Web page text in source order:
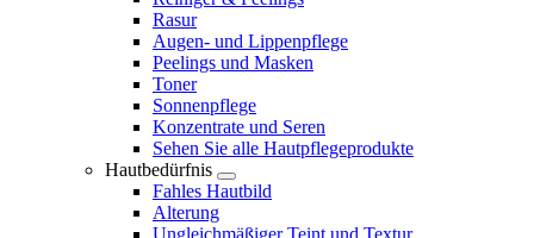
Rasur
Augen- und Lippenpflege
Peelings und Masken
Toner
Sonnenpflege
Konzentrate und Seren
Sehen Sie alle Hautpflegeprodukte
Hautbedürfnis
Fahles Hautbild
Alterung
Ungleichmäßiger Teint und Textur